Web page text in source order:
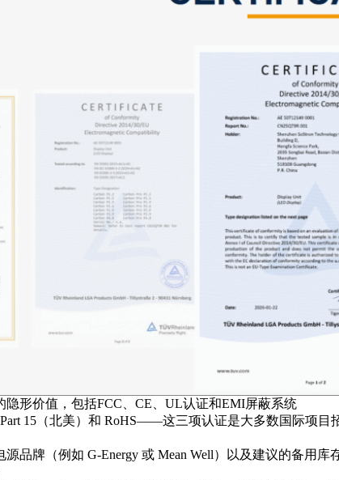
隐形价值，包括FCC、CE、UL认证和EMI屏蔽系统
15（北美）和 RoHS——这三项认证是大多数国际项目
品牌（例如 G-Energy 或 Mean Well）以及建议的备用库